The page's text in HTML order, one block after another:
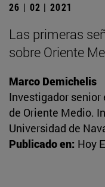
26 | 02 | 2021
Las primeras
sobre Oriente
Marco Demichelis
Investigador
de Oriente Medio.
Universidad de
Publicado en: Hoy